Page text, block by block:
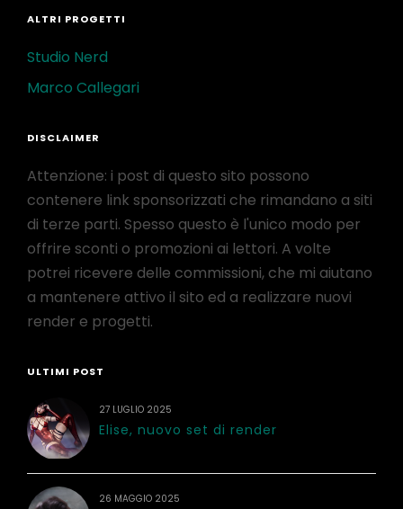
ALTRI PROGETTI
Studio Nerd
Marco Callegari
DISCLAIMER
Attenzione: i post di questo sito possono
contenere link sponsorizzati che rimandano a siti
di terze parti. Spesso questo è l'unico modo per
offrire sconti o promozioni ai lettori. A volte
potrei ricevere delle commissioni, che mi aiutano
a mantenere attivo il sito ed a realizzare nuovi
render e progetti.
ULTIMI POST
27 LUGLIO 2025
Elise, nuovo set di render
26 MAGGIO 2025